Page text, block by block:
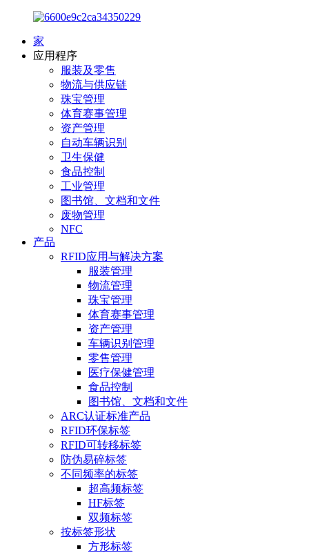
家
应用程序
服装及零售
物流与供应链
珠宝管理
体育赛事管理
资产管理
自动车辆识别
卫生保健
食品控制
工业管理
图书馆、文档和文件
废物管理
NFC
产品
RFID应用与解决方案
服装管理
物流管理
珠宝管理
体育赛事管理
资产管理
车辆识别管理
零售管理
医疗保健管理
食品控制
图书馆、文档和文件
ARC认证标准产品
RFID环保标签
RFID可转移标签
防伪易碎标签
不同频率的标签
超高频标签
HF标签
双频标签
按标签形状
方形标签